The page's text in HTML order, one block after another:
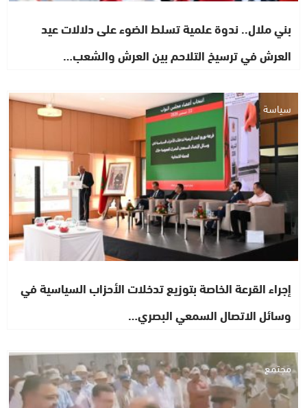
بني ملال.. ندوة علمية تسلط الضوء على دلالات عيد
العرش في ترسيخ التلاحم بين العرش والشعب…
سياسة
إجراء القرعة الخاصة بتوزيع تدخلات الأحزاب السياسية في
وسائل الاتصال السمعي البصري…
مجتمع